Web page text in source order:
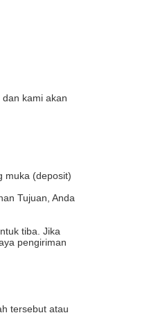
kami akan
muka (deposit)
Tujuan, Anda
tiba. Jika
pengiriman
tersebut atau